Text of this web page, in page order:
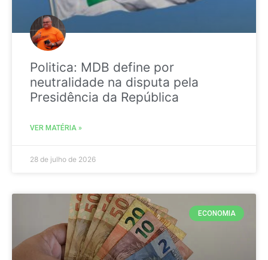
Politica: MDB define por
neutralidade na disputa pela
Presidência da República
VER MATÉRIA »
28 de julho de 2026
ECONOMIA